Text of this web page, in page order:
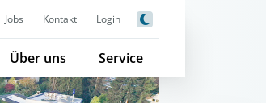
Jobs Kontakt Login
Über uns Service